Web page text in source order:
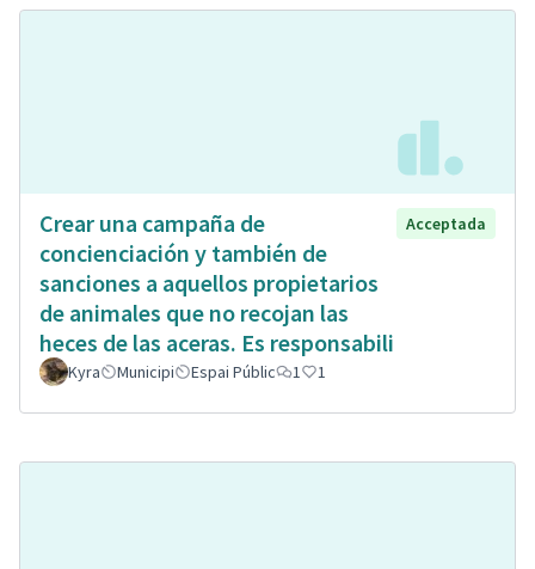
Crear una campaña de
concienciación y también de
sanciones a aquellos propietarios
de animales que no recojan las
heces de las aceras. Es responsabili
Acceptada
Kyra Municipi Espai Públic 1 1